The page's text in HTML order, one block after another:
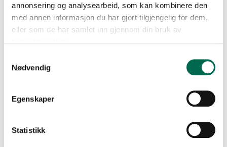
annonsering og analysearbeid, som kan kombinere den
med annen informasjon du har gjort tilgjengelig for dem,
eller som de har samlet inn gjennom din bruk av
Nødvendig
Egenskaper
Statistikk
Se med mørk bakgrunn